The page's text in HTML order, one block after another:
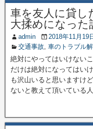
車を友人に貸し
大揉めになった
admin
2018年11月19
交通事故, 車のトラブル
絶対にやってはいけない
だけは絶対になってはい
も沢山いると思いますけ
ないと教えて頂いている